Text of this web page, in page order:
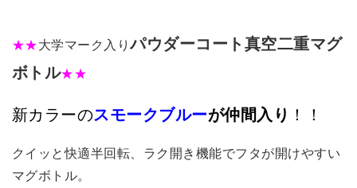
★★大学マーク入りパウダーコート 真空二重マグ
ボトル★★
新カラーのスモークブルーが仲間入り ！！
クイッと快適半回転、ラク開き機能でフタが開けやすい
マグボトル。